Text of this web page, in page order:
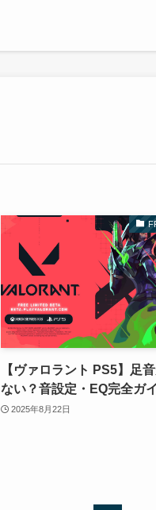
【ヴァロラント PS5】足
ない？音設定・EQ完全ガ
2025年8月22日